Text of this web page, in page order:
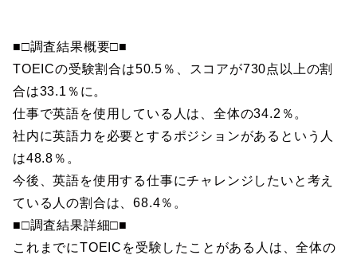
■□調査結果概要□■
TOEICの受験割合は50.5％、スコアが730点以上の割
合は33.1％に。
仕事で英語を使用している人は、全体の34.2％。
社内に英語力を必要とするポジションがあるという人
は48.8％。
今後、英語を使用する仕事にチャレンジしたいと考え
ている人の割合は、68.4％。
■□調査結果詳細□■
これまでにTOEICを受験したことがある人は、全体の